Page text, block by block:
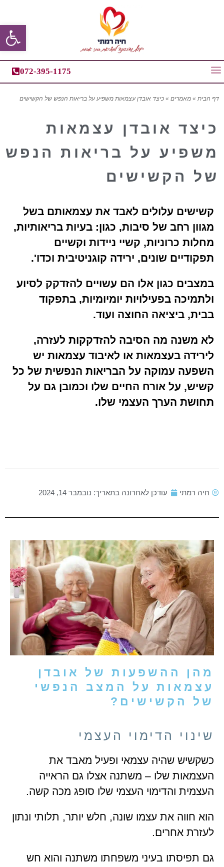
פתח
072-395-1175
דף הבית » מאמרים » כיצד אובדן עצמאות משפיע על בריאות הנפש של הקשישים
כיצד אובדן עצמאות
משפיע על בריאות הנפש
של הקשישים
קשישים עלולים לאבד את עצמאותם בשל
מגוון רחב של סיבות, כגון: בעיות בריאותיות,
מחלות כרוניות, קשיי ניידות וקשיים
תפקודיים שונים, ירידה קוגניטיבית וכדו'.
במצבים כגון אלו הם עשויים להזדקק לסיוע
ולתמיכה בפעילויות יומיומיות, בתפקוד
בבית, ביציאה החוצה ועוד.
לא משנה מה הסיבה להזדקקות לעזרה,
לירידה בעצמאות או לאיבוד עצמאות יש
השפעה עמוקה על הבריאות הנפשית של כל
קשיש, על אורח החיים שלו וכמובן גם על
תחושת הערך העצמי שלו.
חיה רמתי עודכן לאחרונה בתאריך: נובמבר 14, 2024
מהן ההשפעות של אובדן
עצמאות על המצב הנפשי
של הקשישים?
שינוי הדימוי העצמי
כשקשיש שהיה עצמאי ופעיל מאבד את
העצמאות שלו – משתנה אצלו גם הראייה
העצמית והדימוי העצמי שלו סופג מכה קשה.
הוא חווה את עצמו שונה, חלש יותר, תלותי ונתון
לעזרת אחרים.
גם תפיסתו בעיני משפחתו משתנה והוא חש